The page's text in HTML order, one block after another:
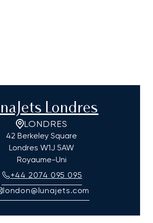
Londres
LONDRES
42 Berkeley Square
Londres W1J 5AW
Royaume-Uni
+44 2074 095 095
london@lunajets.com